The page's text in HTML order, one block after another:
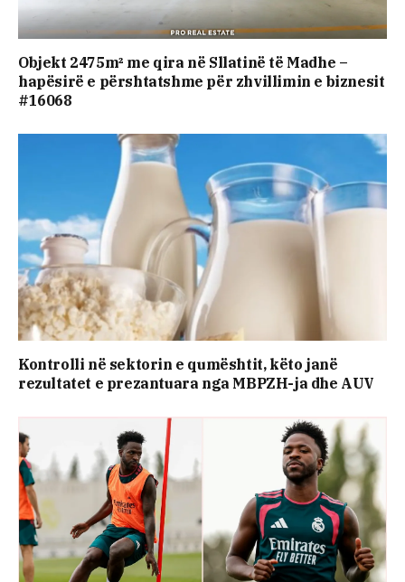
Objekt 2475m² me qira në Sllatinë të Madhe –
hapësirë e përshtatshme për zhvillimin e biznesit
#16068
Kontrolli në sektorin e qumështit, këto janë
rezultatet e prezantuara nga MBPZH-ja dhe AUV